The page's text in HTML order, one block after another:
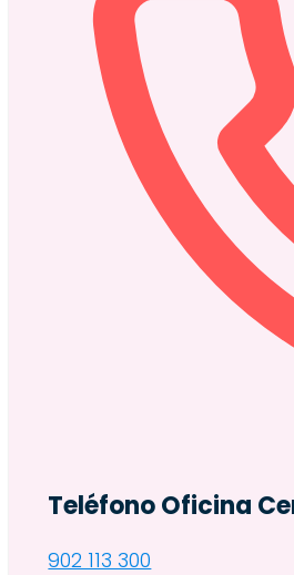
Teléfono Oficina
902 113 300